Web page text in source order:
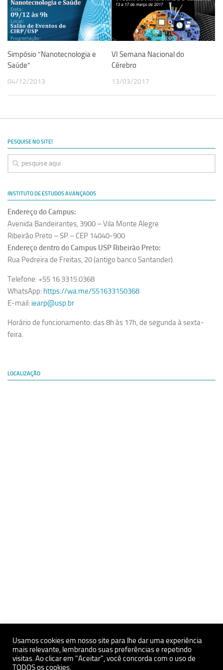
Revista Estudos Avançados
Espaço Cultural
Contato
Newsletter
Simpósio “Nanotecnologia e
Saúde”
04/12/2013
VI Semana Nacional do
Cérebro
13/03/2017
PESQUISE NO SITE!
INSTITUTO DE ESTUDOS AVANÇADOS
Endereço do Campus:
Avenida Bandeirantes, 3900 – Vila Monte Alegre
Ribeirão Preto – SP – CEP 14040-900
Endereço dentro do Campus USP Ribeirão Preto:
Rua Pedreira de Freitas, 20 (antigo banco Santander).
Telefone: +55 16 3315.0368
WhatsApp: https://wa.me/551633150368
E-mail: iearp@usp.br
Horário de funcionamento: das 8h às 17h, de segunda à sexta-
feira.
LOCALIZAÇÃO
Políticas de Privacidade e Proteçãoa de Dados Pessoais
Usamos cookies em nosso site para lhe dar uma experiência
mais relevante, lembrando suas preferências e repetindo
visitas. Ao clicar em "Aceitar", você concorda com o uso de
TODOS os cookies.